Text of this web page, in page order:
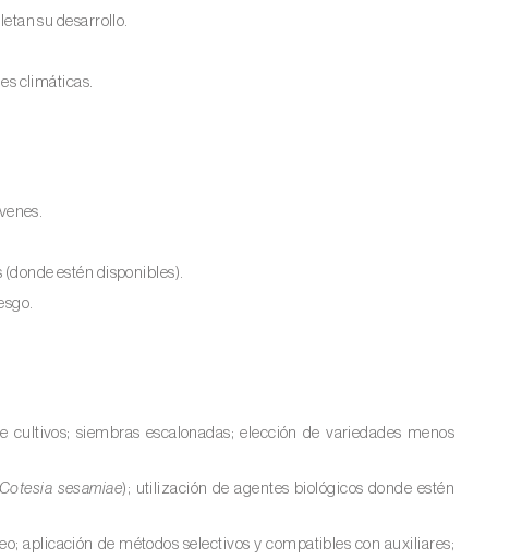
su desarrollo.
climáticas.
estén disponibles).
siembras escalonadas; elección de variedades menos
Cotesia sesamiae); utilización de agentes biológicos donde estén
aplicación de métodos selectivos y compatibles con auxiliares;